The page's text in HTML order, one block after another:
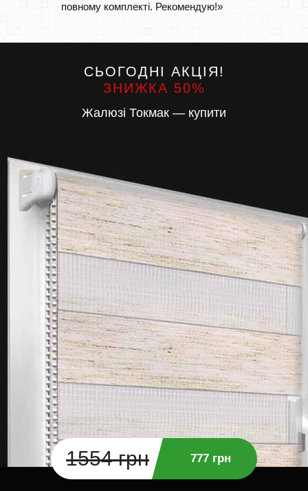
повному комплекті. Рекомендую!»
СЬОГОДНІ АКЦІЯ!
ЗНИЖКА 50%
Жалюзі Токмак — купити
1554 грн 777 грн